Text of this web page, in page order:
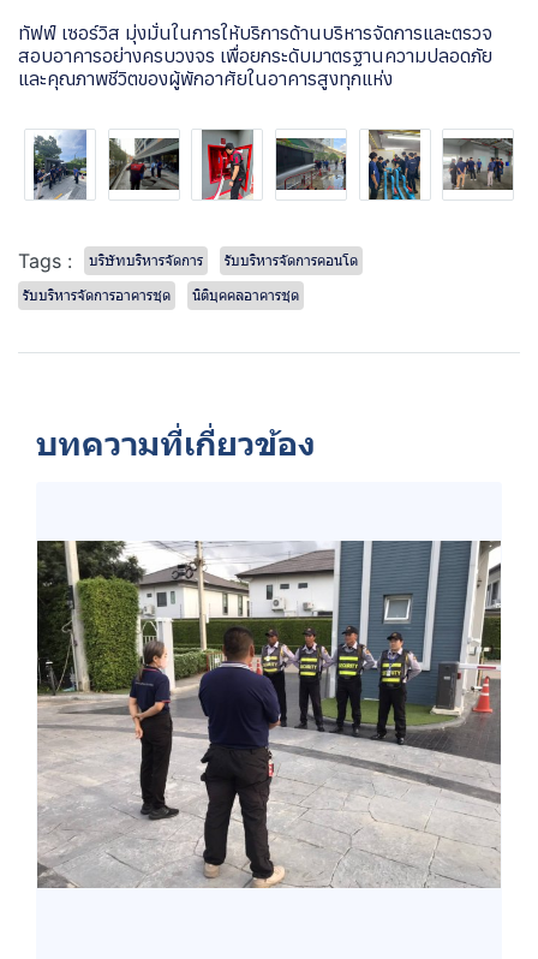
ทัฟฟ์ เซอร์วิส มุ่งมั่นในการให้บริการด้านบริหารจัดการและตรวจ
สอบอาคารอย่างครบวงจร เพื่อยกระดับมาตรฐานความปลอดภัย
และคุณภาพชีวิตของผู้พักอาศัยในอาคารสูงทุกแห่ง
Tags : บริษัทบริหารจัดการ
รับบริหารจัดการคอนโด
รับบริหารจัดการอาคารชุด
นิติบุคคลอาคารชุด
บทความที่เกี่ยวข้อง